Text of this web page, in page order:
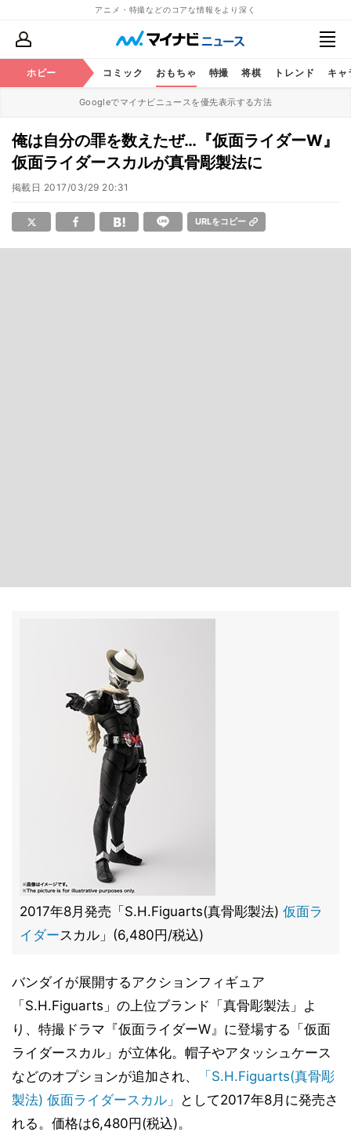
アニメ・特撮などのコアな情報をより深く
ホビー
アニメ コミック おもちゃ 特撮 将棋 トレンド キャ
Googleでマイナビニュースを優先表示する方法
俺は自分の罪を数えたぜ…『仮面ライダーW』
仮面ライダースカルが真骨彫製法に
掲載日 2017/03/29 20:31
URLをコピー
2017年8月発売「S.H.Figuarts(真骨彫製法) 仮面ラ
イダースカル」(6,480円/税込)
バンダイが展開するアクションフィギュア
「S.H.Figuarts」の上位ブランド「真骨彫製法」よ
り、特撮ドラマ『仮面ライダーW』に登場する「仮面
ライダースカル」が立体化。帽子やアタッシュケース
などのオプションが追加され、
「S.H.Figuarts(真骨彫
製法) 仮面ライダースカル」
として2017年8月に発売さ
れる。価格は6,480円(税込)。